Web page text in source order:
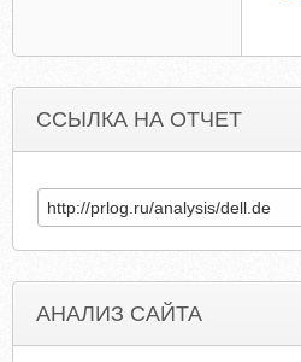
ССЫЛКА НА ОТЧЕТ
АНАЛИЗ САЙТА